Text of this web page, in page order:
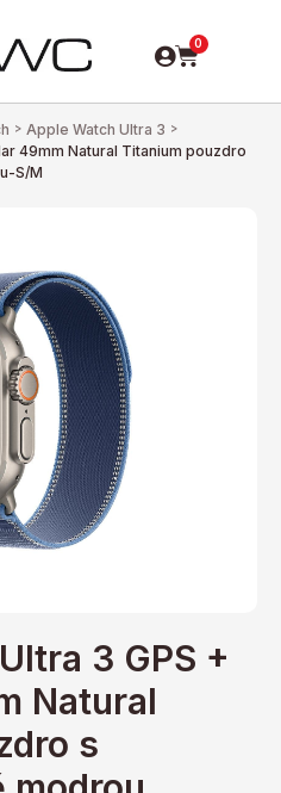
0
> Apple Watch Ultra 3 >
49mm Natural Titanium pouzdro
S/M
3 GPS +
Natural
s